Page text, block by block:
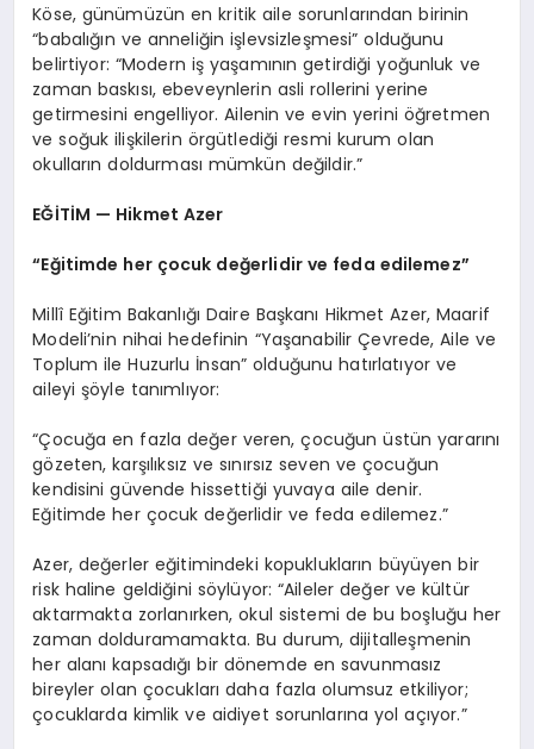
Köse, günümüzün en kritik aile sorunlarından birinin
“babalığın ve anneliğin işlevsizleşmesi” olduğunu
belirtiyor: “Modern iş yaşamının getirdiği yoğunluk ve
zaman baskısı, ebeveynlerin asli rollerini yerine
getirmesini engelliyor. Ailenin ve evin yerini öğretmen
ve soğuk ilişkilerin örgütlediği resmi kurum olan
okulların doldurması mümkün değildir.”
EĞİTİM — Hikmet Azer
“Eğitimde her çocuk değerlidir ve feda edilemez”
Millî Eğitim Bakanlığı Daire Başkanı Hikmet Azer, Maarif
Modeli’nin nihai hedefinin “Yaşanabilir Çevrede, Aile ve
Toplum ile Huzurlu İnsan” olduğunu hatırlatıyor ve
aileyi şöyle tanımlıyor:
“Çocuğa en fazla değer veren, çocuğun üstün yararını
gözeten, karşılıksız ve sınırsız seven ve çocuğun
kendisini güvende hissettiği yuvaya aile denir.
Eğitimde her çocuk değerlidir ve feda edilemez.”
Azer, değerler eğitimindeki kopuklukların büyüyen bir
risk haline geldiğini söylüyor: “Aileler değer ve kültür
aktarmakta zorlanırken, okul sistemi de bu boşluğu her
zaman dolduramamakta. Bu durum, dijitalleşmenin
her alanı kapsadığı bir dönemde en savunmasız
bireyler olan çocukları daha fazla olumsuz etkiliyor;
çocuklarda kimlik ve aidiyet sorunlarına yol açıyor.”